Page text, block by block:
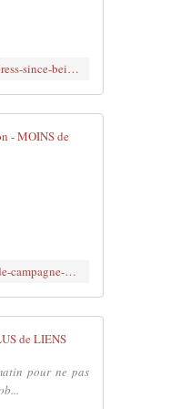
https://www.breitbart.com/europe/2024/09/25/julian-assange-to-give-first-public-address-since-being-freed-from-prison/
p
r
http://www.brujitafr.fr/2017/08/wikileaks-devoile-des-milliers-de-mails-de-l-equipe-de-campagne-d-emmanuel-macron.html
pour ne pas